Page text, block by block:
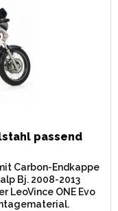
passend
Carbon-Endkappe
Bj. 2008-2013
LeoVince ONE Evo